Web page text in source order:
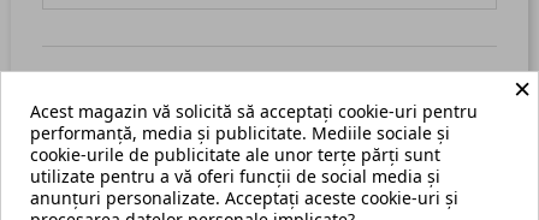
There are no available reviews.Scrie recenzia ta.
×
Acest magazin vă solicită să acceptați cookie-uri pentru
performanță, media și publicitate. Mediile sociale și
cookie-urile de publicitate ale unor terțe părți sunt
utilizate pentru a vă oferi funcții de social media și
anunțuri personalizate. Acceptați aceste cookie-uri și